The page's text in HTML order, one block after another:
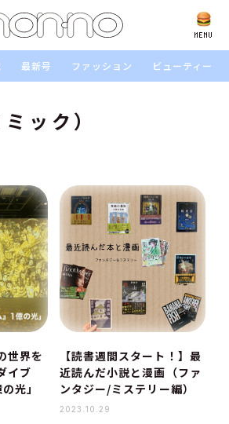
MENU
SEARCH
最新号 ファッション ビューティー
ック）
世界を
イブ
光」
【読書週間スタート！】最
近読んだ小説と漫画（ファ
ンタジー/ミステリー編）
2023.10.29